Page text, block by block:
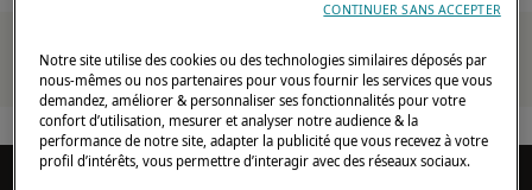
Notre site utilise des cookies ou des technologies similaires déposés par
nous-mêmes ou nos partenaires pour vous fournir les services que vous
demandez, améliorer & personnaliser ses fonctionnalités pour votre
confort d’utilisation, mesurer et analyser notre audience & la
performance de notre site, adapter la publicité que vous recevez à votre
profil d’intérêts, vous permettre d’interagir avec des réseaux sociaux.
CONTINUER SANS ACCEPTER